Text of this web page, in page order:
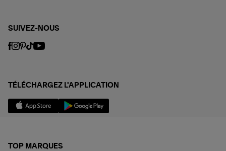
SUIVEZ-NOUS
TÉLÉCHARGEZ L'APPLICATION
TOP MARQUES